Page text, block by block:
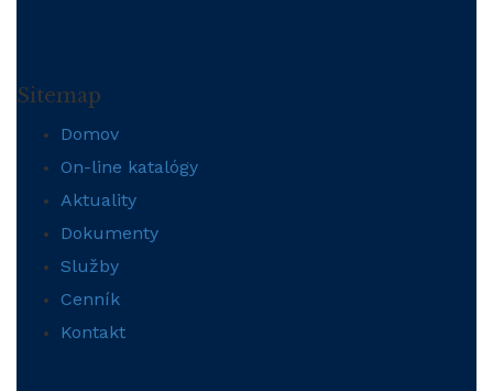
Sitemap
Domov
On-line katalógy
Aktuality
Dokumenty
Služby
Cenník
Kontakt